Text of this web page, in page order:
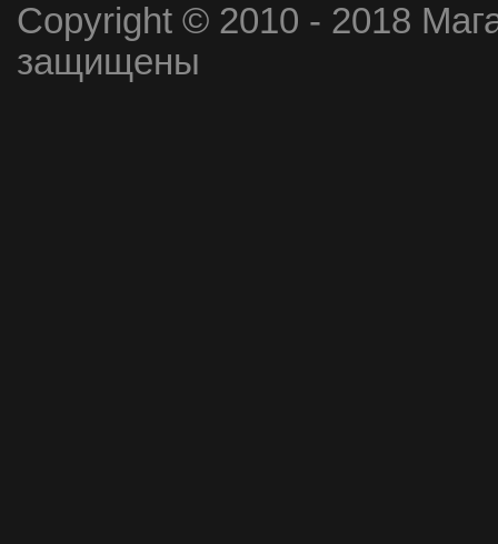
Copyright © 2010 - 2018
защищены